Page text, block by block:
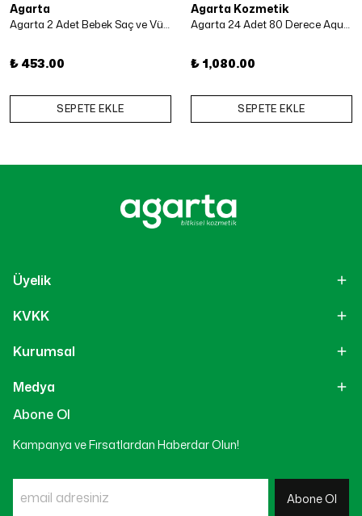
Agarta
Agarta 2 Adet Bebek Saç ve Vücut Şampuanı 500 Ml x 2 Adet
₺ 453.00
SEPETE EKLE
Agarta Kozmetik
Agarta 24 Adet 80 Derece Aqua Kolonya 50 ml
₺ 1,080.00
SEPETE EKLE
Üyelik
KVKK
Kurumsal
Medya
Abone Ol
Kampanya ve Fırsatlardan Haberdar Olun!
Abone Ol